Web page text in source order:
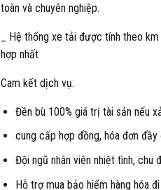
toàn và chuyên nghiệp.
_ Hệ thống xe tải được tính theo
hợp nhất
Cam kết dịch vụ:
Đền bù 100% giá trị tài sản nếu
cung cấp hợp đồng, hóa đơn đầy
Đội ngũ nhân viên nhiệt tình, chu
Hỗ trợ mua bảo hiểm hàng hóa